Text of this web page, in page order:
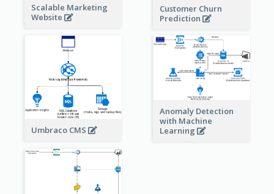
Scalable Marketing
Website
Customer Churn
Prediction
Umbraco CMS
Anomaly Detection
with Machine
Learning